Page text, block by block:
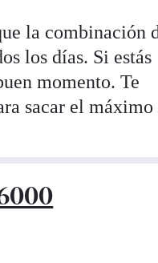
la combinación
los días. Si estás
momento. Te
sacar el máximo